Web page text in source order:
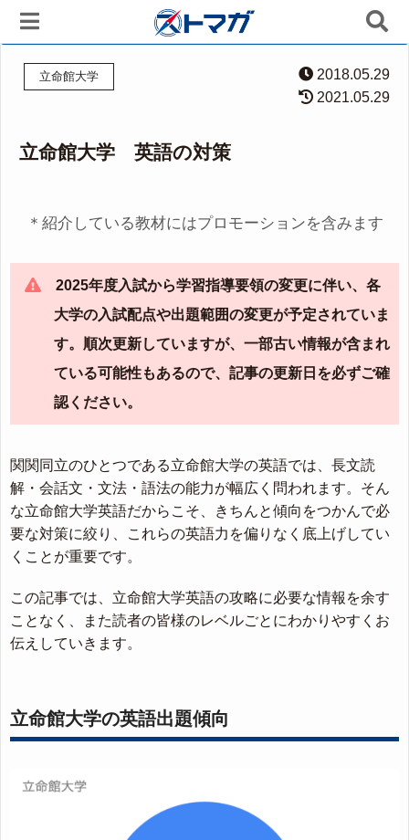
立命館大学
2018.05.29
2021.05.29
立命館大学 英語の対策
＊紹介している教材にはプロモーションを含みます
2025年度入試から学習指導要領の変更に伴い、各
大学の入試配点や出題範囲の変更が予定されていま
す。順次更新していますが、一部古い情報が含まれ
ている可能性もあるので、記事の更新日を必ずご確
認ください。
関関同立のひとつである立命館大学の英語では、長文読
解・会話文・文法・語法の能力が幅広く問われます。そん
な立命館大学英語だからこそ、きちんと傾向をつかんで必
要な対策に絞り、これらの英語力を偏りなく底上げしてい
くことが重要です。
この記事では、立命館大学英語の攻略に必要な情報を余す
ことなく、また読者の皆様のレベルごとにわかりやすくお
伝えしていきます。
立命館大学の英語出題傾向